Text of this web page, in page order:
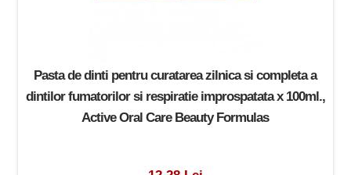
Pasta de dinti pentru curatarea zilnica si completa a
dintilor fumatorilor si respiratie improspatata x 100ml.,
Active Oral Care Beauty Formulas